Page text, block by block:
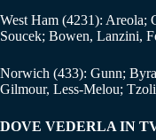
West Ham (4231): Areola;
Soucek; Bowen, Lanzini,
Norwich (433): Gunn;
Gilmour, Less-Melou;
DOVE VEDERLA IN